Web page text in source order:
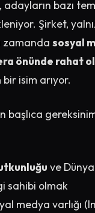
bazı
Şirket,
zamanda sosyal
önünde rahat
bir isim arıyor.
başlıca
ve
sahibi olmak
medya varlığı